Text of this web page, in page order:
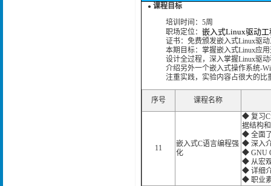
● 课程目标
培训时间：5周
职场定位： 嵌入式Linux驱动工
证书：免费颁发嵌入式Linux驱
本期目标：掌握嵌入式Linux应
设计全过程，深入掌握Linux驱
介绍另外一个嵌入式操作系统-
注重实践，实验内容占很大的比
序号 课程名称
11
嵌入式C语言编程强
化
◆ 复习C
据结构
◆ 全面
◆ 深入
◆ GNU
◆ 从宏
◆ 详细
◆ 职业